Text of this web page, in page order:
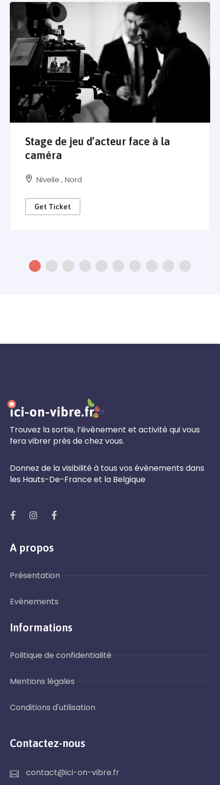
Stage de jeu d’acteur face à la
caméra
Nivelle ,Nord
Get Ticket
Trouvez la sortie, l’évènement et activité qui vous
fera vibrer près de chez vous.
Donnez de la visibilité à tous vos évènements dans
les Hauts-De-France et la Belgique
A propos
Présentation
Evènements
Informations
Politique de confidentialité
Mentions légales
Conditions d'utilisation
Contactez-nous
contact@ici-on-vibre.fr